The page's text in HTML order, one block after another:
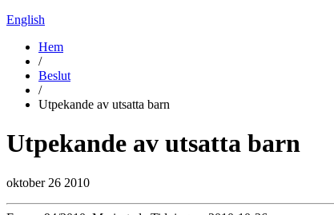
English
Hem
/
Beslut
/
Utpekande av utsatta barn
Utpekande av utsatta barn
oktober 26 2010